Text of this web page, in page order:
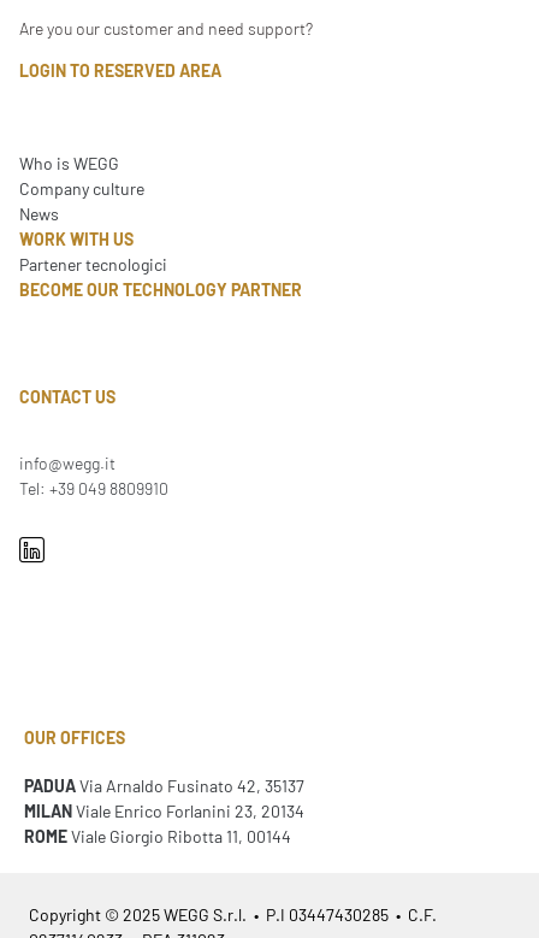
Are you our customer and need support?
LOGIN TO RESERVED AREA
Who is WEGG
Company culture
News
WORK WITH US
Partener tecnologici
BECOME OUR TECHNOLOGY PARTNER
CONTACT US
info@wegg.it
Tel: +39 049 8809910
OUR OFFICES
PADUAVia Arnaldo Fusinato 42, 35137
MILANViale Enrico Forlanini 23, 20134
ROMEViale Giorgio Ribotta 11, 00144
Copyright © 2025 WEGG S.r.l. • P.I 03447430285 • C.F.